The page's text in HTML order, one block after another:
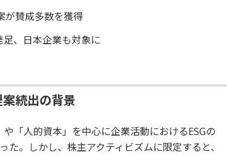
が賛成多数を獲得
、日本企業も対象に
続出の背景
「人的資本」を中心に企業活動におけるESGの
た。しかし、株主アクティビズムに限定すると、